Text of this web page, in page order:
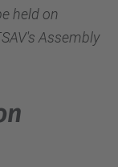
held on
Assembly